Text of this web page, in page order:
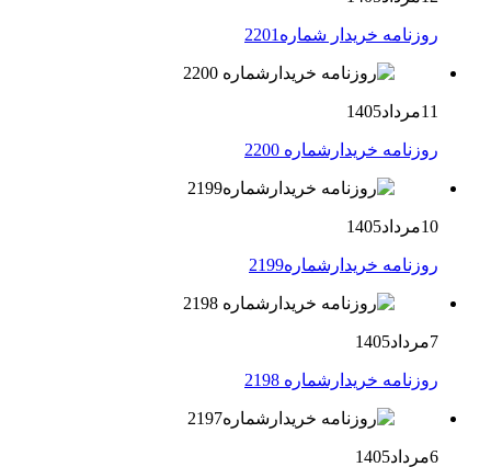
روزنامه خریدار شماره2201
11مرداد1405
روزنامه خریدارشماره 2200
10مرداد1405
روزنامه خریدارشماره2199
7مرداد1405
روزنامه خریدارشماره 2198
6مرداد1405